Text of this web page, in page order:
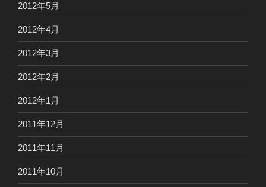
2012年5月
2012年4月
2012年3月
2012年2月
2012年1月
2011年12月
2011年11月
2011年10月